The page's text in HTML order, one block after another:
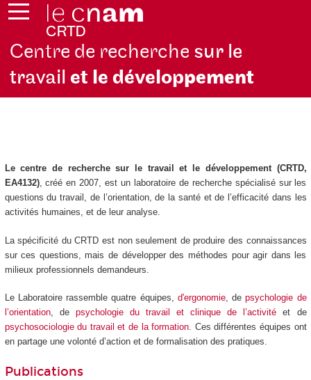
Centre de recherche sur le
travailet le développement
Le centre de recherche sur le travail et le développement (CRTD,
EA4132), créé en 2007, est un laboratoire de recherche spécialisé sur les
questions du travail, de l’orientation, de la santé et de l’efficacité dans les
activités humaines, et de leur analyse.
La spécificité du CRTD est non seulement de produire des connaissances
sur ces questions, mais de développer des méthodes pour agir dans les
milieux professionnels demandeurs.
Le Laboratoire rassemble quatre équipes, d'ergonomie, depsychologie de
l’orientation, de psychologie du travail et clinique de l’activité et de
psychosociologie du travail et de la formation. Ces différentes équipes ont
en partage une volonté d’action et de formalisation des pratiques.
Publications